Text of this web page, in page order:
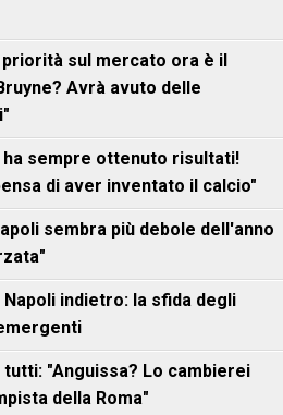
priorità sul mercato ora è il
Avrà avuto delle
sempre ottenuto risultati!
di aver inventato il calcio"
sembra più debole dell'anno
indietro: la sfida degli
"Anguissa? Lo cambierei
della Roma"